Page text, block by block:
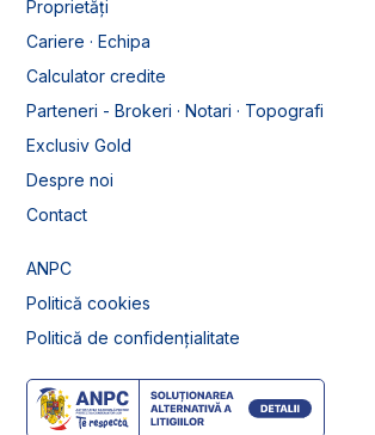
Proprietăți
Cariere · Echipa
Calculator credite
Parteneri - Brokeri · Notari · Topografi
Exclusiv Gold
Despre noi
Contact
ANPC
Politică cookies
Politică de confidențialitate